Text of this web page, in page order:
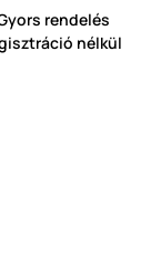
rendelés
nélkül